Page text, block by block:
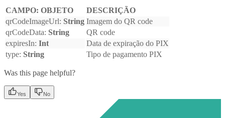
CAMPO: OBJETO
DESCRIÇÃO
qrCodeImageUrl: String Imagem do QR code
qrCodeData: String
QR code
expiresIn: Int
Data de expiração do PIX
type: String Tipo de pagamento PIX
Was this page helpful?
Yes No